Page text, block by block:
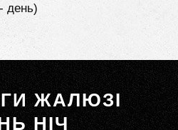
- день)
ЖАЛЮЗІ
НІЧ